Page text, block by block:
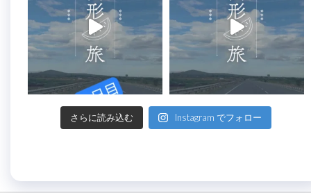
さらに読み込む Instagram でフォロー